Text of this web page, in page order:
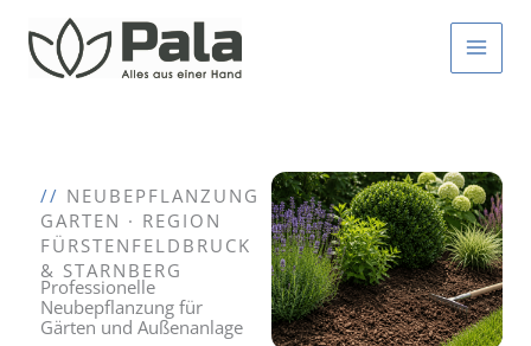
Inhalt
springen
// NEUBEPFLANZUNG
GARTEN · REGION
FÜRSTENFELDBRUCK
& STARNBERG
Professionelle
Neubepflanzung für
Gärten und Außenanlage